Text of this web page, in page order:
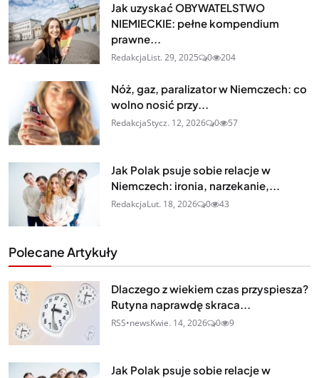
Jak uzyskać OBYWATELSTWO
NIEMIECKIE: pełne kompendium
prawne...
RedakcjaList. 29, 2025 0 204
Nóż, gaz, paralizator w Niemczech: co
wolno nosić przy...
RedakcjaStycz. 12, 2026 0 57
Jak Polak psuje sobie relacje w
Niemczech: ironia, narzekanie,...
RedakcjaLut. 18, 2026 0 43
Polecane Artykuły
Dlaczego z wiekiem czas przyspiesza?
Rutyna naprawdę skraca...
RSS•newsKwie. 14, 2026 0 9
Jak Polak psuje sobie relacje w